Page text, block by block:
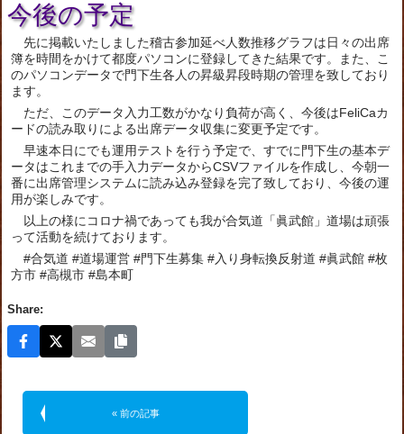
今後の予定
先に掲載いたしました稽古参加延べ人数推移グラフは日々の出席
簿を時間をかけて都度パソコンに登録してきた結果です。また、こ
のパソコンデータで門下生各人の昇級昇段時期の管理を致しており
ます。
ただ、このデータ入力工数がかなり負荷が高く、今後はFeliCaカ
ードの読み取りによる出席データ収集に変更予定です。
早速本日にでも運用テストを行う予定で、すでに門下生の基本デ
ータはこれまでの手入力データからCSVファイルを作成し、今朝一
番に出席管理システムに読み込み登録を完了致しており、今後の運
用が楽しみです。
以上の様にコロナ禍であっても我が合気道「眞武館」道場は頑張
って活動を続けております。
#合気道 #道場運営 #門下生募集 #入り身転換反射道 #眞武館 #枚
方市 #高槻市 #島本町
Share:
« 前の記事